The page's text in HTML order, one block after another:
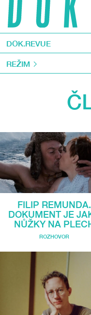
DOK.REVUE
REŽIM
FILIP REMUNDA.
DOKUMENT JE
NŮŽKY NA
ROZHOVOR